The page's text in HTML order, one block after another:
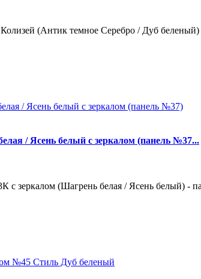
(Антик темное Серебро / Дуб
/ Ясень белый с зеркалом (панель №37...
с зеркалом (Шагрень белая / Ясень белый)